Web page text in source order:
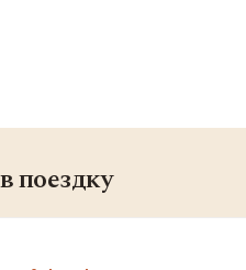
поездку